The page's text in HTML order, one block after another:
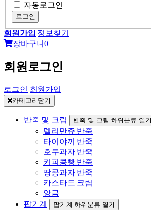
자동로그인
로그인
회원가입 정보찾기
장바구니 0
회원로그인
로그인 회원가입
카테고리닫기
반죽 및 크림 반죽 및 크림 하위분류 열기
델리만쥬 반죽
타이야끼 반죽
호두과자 반죽
커피콩빵 반죽
땅콩과자 반죽
카스타드 크림
앙금
팝기계
팝기계 하위분류 열기